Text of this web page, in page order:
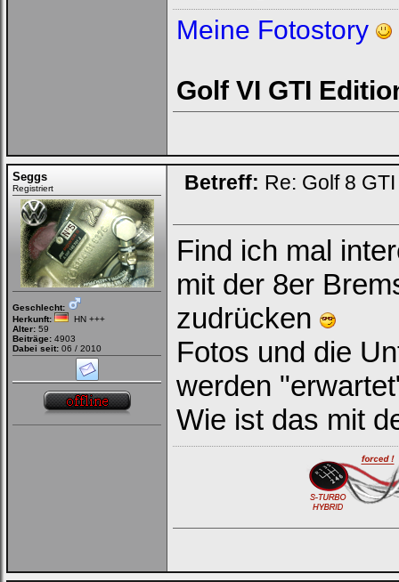
Bei jedem Besuch
Ich habe mein Passwort
Meine Fotostory
Golf VI GTI
Seggs
Registriert
Geschlecht:
Herkunft:
HN +++
Alter: 59
Beiträge: 4903
Dabei seit: 06 / 2010
Betreff: Re: Golf 8
Find ich mal
mit der 8er
zudrücken
Fotos und die
werden
Wie ist das mit